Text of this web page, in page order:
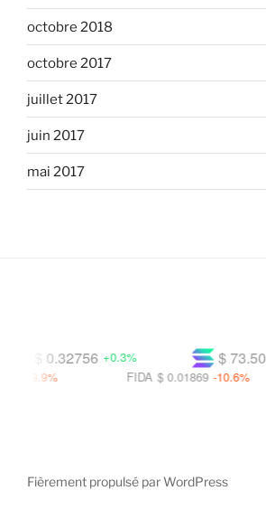
octobre 2018
octobre 2017
juillet 2017
juin 2017
mai 2017
$ 73.5036
$ 0.32756 +0.3%
FIDA $ 0.01869 -10.6%
-9.9%
Fièrement propulsé par WordPress